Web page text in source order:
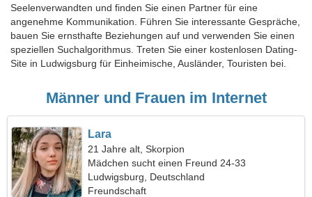
Seelenverwandten und finden Sie einen Partner für eine
angenehme Kommunikation. Führen Sie interessante Gespräche,
bauen Sie ernsthafte Beziehungen auf und verwenden Sie einen
speziellen Suchalgorithmus. Treten Sie einer kostenlosen Dating-
Site in Ludwigsburg für Einheimische, Ausländer, Touristen bei.
Männer und Frauen im Internet
Lara
21 Jahre alt, Skorpion
Mädchen sucht einen Freund 24-33
Ludwigsburg, Deutschland
Freundschaft